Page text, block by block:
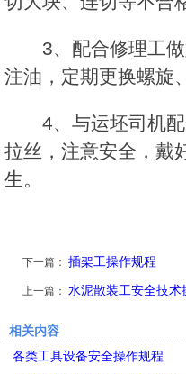
3、配合修理工
注油，定期更换螺旋
4、与运坯司机
拉丝，注意安全，戴
生。
下一篇： 插架工操作规程
上一篇： 水泥散装工安全技术
相关内容
各类工具设备安全操作规程